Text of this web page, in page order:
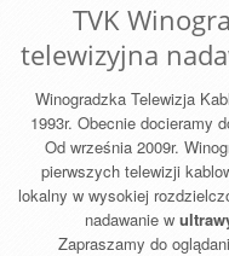
TVK
telewizyjna
Winogradzka Telewizja
1993r. Obecnie docieramy
Od września 2009r.
pierwszych telewizji
lokalny w wysokiej
nadawanie w
Zapraszamy do